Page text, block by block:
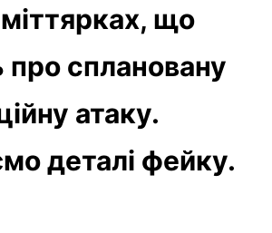
що
про сплановану
атаку.
деталі фейку.